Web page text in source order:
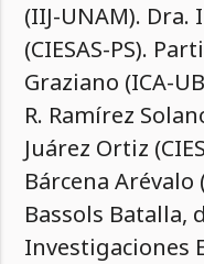
(IIJ-UNAM). Dra.
(CIESAS-PS).
Graziano (ICA-
R. Ramírez
Juárez Ortiz
Bárcena Arévalo
Bassols
Investigaciones